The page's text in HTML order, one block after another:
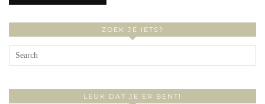
ZOEK JE IETS?
LEUK DAT JE ER BENT!